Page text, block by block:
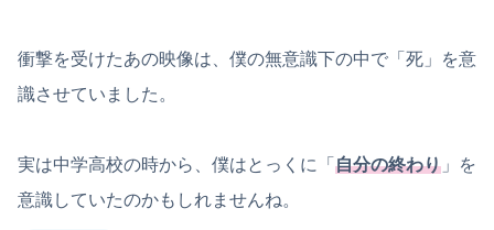
衝撃を受けたあの映像は、僕の無意識下の中で「死」を意
識させていました。
実は中学高校の時から、僕はとっくに「 自分の終わり 」を
意識していたのかもしれませんね。